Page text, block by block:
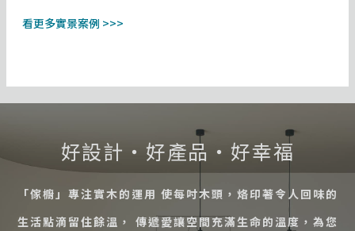
看更多實景案例 >>>
好設計・好產品・好幸福
「傢櫥」專注實木的運用 使每吋木頭，烙印著令人回味的
生活點滴留住餘溫， 傳遞愛讓空間充滿生命的溫度，為您